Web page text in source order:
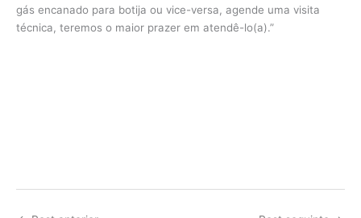
gás encanado para botija ou vice-versa, agende uma visita
técnica, teremos o maior prazer em atendê-lo(a).”